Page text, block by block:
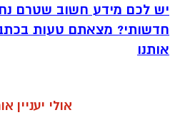
יש לכם מידע חשוב שטרם
חדשותי? מצאתם טעות
אותנו
אולי יעניין